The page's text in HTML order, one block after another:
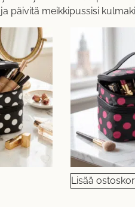
päivitä meikkipussisi
Lisää